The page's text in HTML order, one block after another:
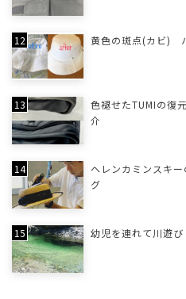
黄色の斑点(カビ)
色褪せたTUMIの復
介
ヘレンカミンスキ
グ
幼児を連れて川遊